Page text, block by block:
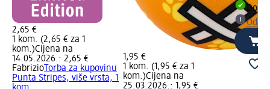
2,65 €
1 kom. (2,65 € za 1
kom.)Cijena na
14.05.2026.: 2,65 €
FabrizioTorba za kupovinu
Punta Stripes, više vrsta, 1
1,95 €
1 kom. (1,95 € za 1
kom.)Cijena na
25.03.2026.: 1,95 €